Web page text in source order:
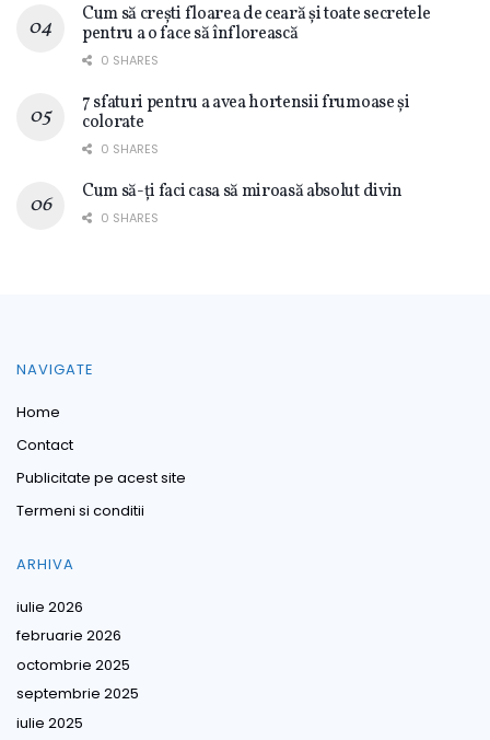
Cum să crești floarea de ceară și toate secretele
pentru a o face să înflorească
0 SHARES
7 sfaturi pentru a avea hortensii frumoase și
colorate
0 SHARES
Cum să-ți faci casa să miroasă absolut divin
0 SHARES
NAVIGATE
Home
Contact
Publicitate pe acest site
Termeni si conditii
ARHIVA
iulie 2026
februarie 2026
octombrie 2025
septembrie 2025
iulie 2025